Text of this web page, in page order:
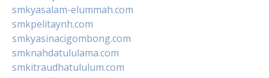
smkyasalam-elummah.com
smkpelitaynh.com
smkyasinacigombong.com
smknahdatululama.com
smkitraudhatululum.com